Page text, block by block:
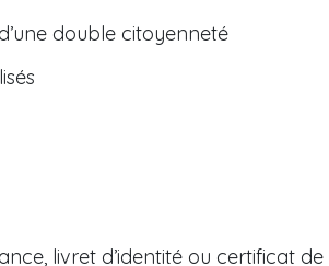
double citoyenneté
livret d’identité ou certificat de